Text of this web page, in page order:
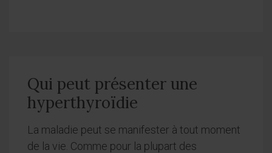
Qui peut présenter une
hyperthyroïdie
La maladie peut se manifester à tout moment
de la vie. Comme pour la plupart des